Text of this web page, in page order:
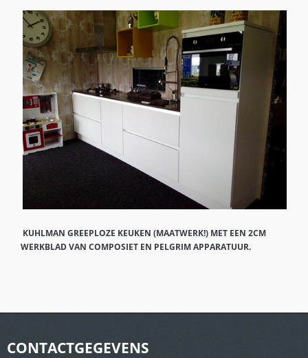
KUHLMAN GREEPLOZE KEUKEN (MAATWERK!) MET EEN 2CM
WERKBLAD VAN COMPOSIET EN PELGRIM APPARATUUR.
CONTACTGEGEVENS